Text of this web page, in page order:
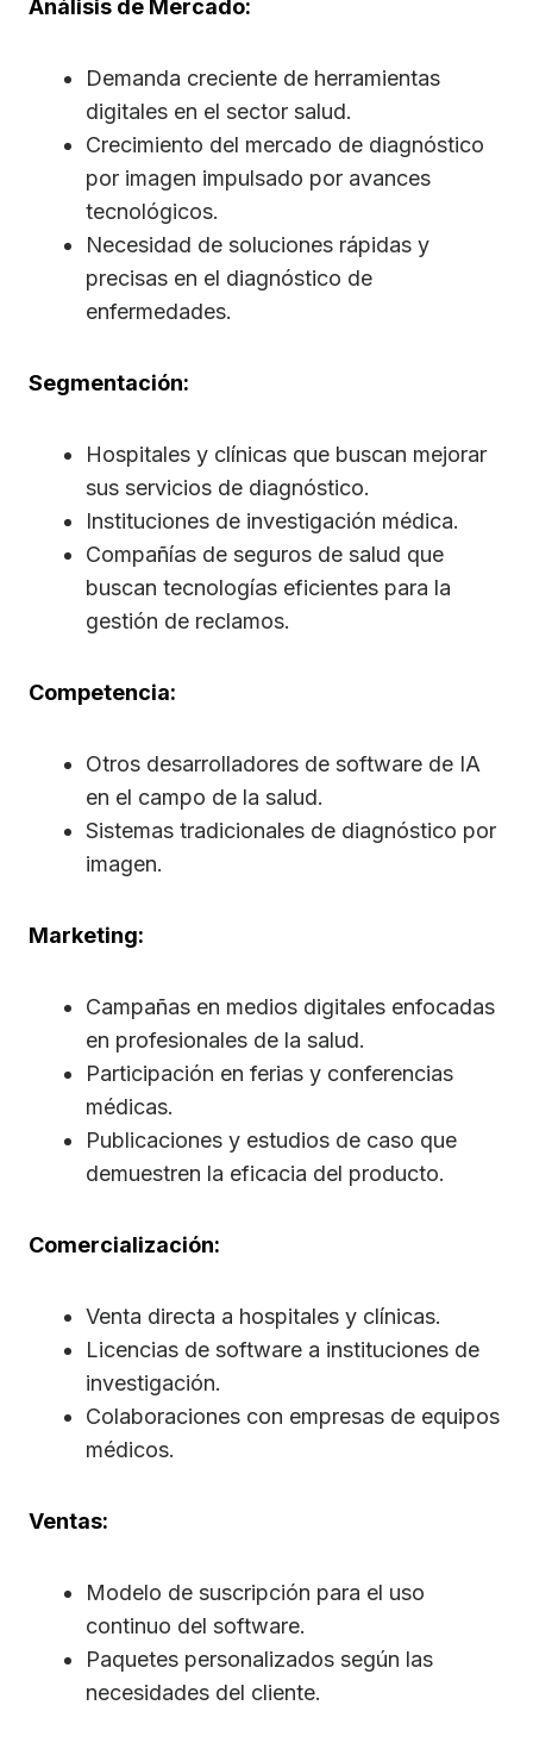
Análisis de Mercado:
Demanda creciente de herramientas
digitales en el sector salud.
Crecimiento del mercado de diagnóstico
por imagen impulsado por avances
tecnológicos.
Necesidad de soluciones rápidas y
precisas en el diagnóstico de
enfermedades.
Segmentación:
Hospitales y clínicas que buscan mejorar
sus servicios de diagnóstico.
Instituciones de investigación médica.
Compañías de seguros de salud que
buscan tecnologías eficientes para la
gestión de reclamos.
Competencia:
Otros desarrolladores de software de IA
en el campo de la salud.
Sistemas tradicionales de diagnóstico por
imagen.
Marketing:
Campañas en medios digitales enfocadas
en profesionales de la salud.
Participación en ferias y conferencias
médicas.
Publicaciones y estudios de caso que
demuestren la eficacia del producto.
Comercialización:
Venta directa a hospitales y clínicas.
Licencias de software a instituciones de
investigación.
Colaboraciones con empresas de equipos
médicos.
Ventas:
Modelo de suscripción para el uso
continuo del software.
Paquetes personalizados según las
necesidades del cliente.